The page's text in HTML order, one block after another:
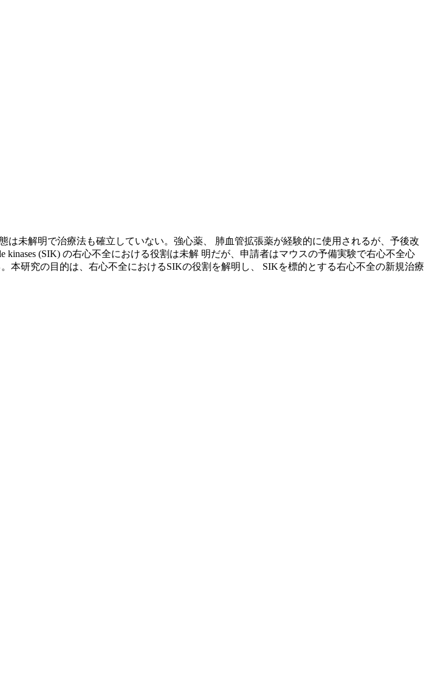
未解明で治療法も確立していない。強心薬、 肺血管拡張薬が経験的に使用されるが、予後改
kinases (SIK) の右心不全における役割は未解 明だが、申請者はマウスの予備実験で右心不全心
研究の目的は、右心不全におけるSIKの役割を解明し、 SIKを標的とする右心不全の新規治療